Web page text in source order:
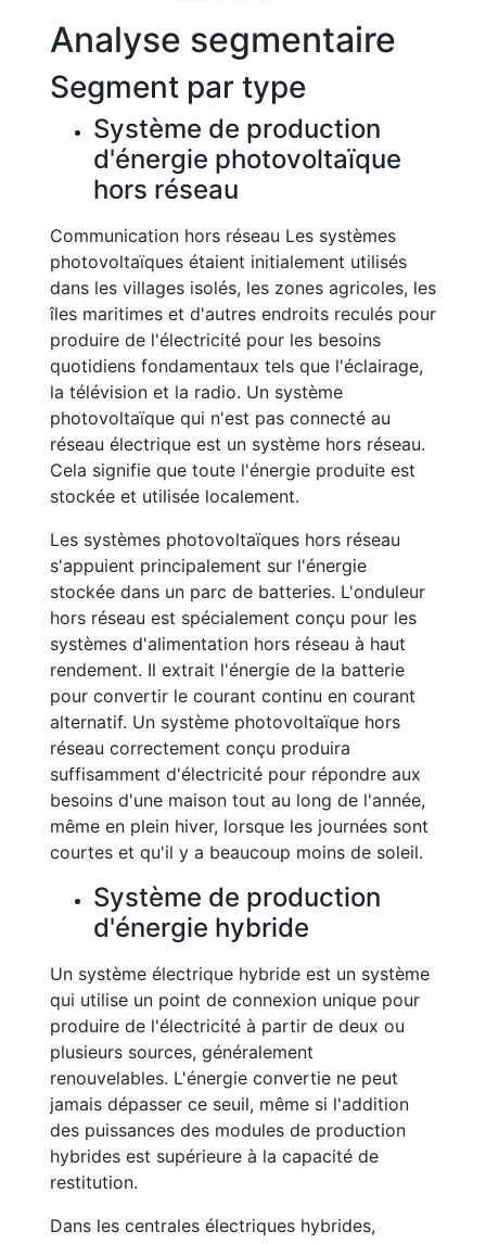
Analyse segmentaire
Segment par type
Système de production
d'énergie photovoltaïque
hors réseau
Communication hors réseau Les systèmes
photovoltaïques étaient initialement utilisés
dans les villages isolés, les zones agricoles, les
îles maritimes et d'autres endroits reculés pour
produire de l'électricité pour les besoins
quotidiens fondamentaux tels que l'éclairage,
la télévision et la radio. Un système
photovoltaïque qui n'est pas connecté au
réseau électrique est un système hors réseau.
Cela signifie que toute l'énergie produite est
stockée et utilisée localement.
Les systèmes photovoltaïques hors réseau
s'appuient principalement sur l'énergie
stockée dans un parc de batteries. L'onduleur
hors réseau est spécialement conçu pour les
systèmes d'alimentation hors réseau à haut
rendement. Il extrait l'énergie de la batterie
pour convertir le courant continu en courant
alternatif. Un système photovoltaïque hors
réseau correctement conçu produira
suffisamment d'électricité pour répondre aux
besoins d'une maison tout au long de l'année,
même en plein hiver, lorsque les journées sont
courtes et qu'il y a beaucoup moins de soleil.
Système de production
d'énergie hybride
Un système électrique hybride est un système
qui utilise un point de connexion unique pour
produire de l'électricité à partir de deux ou
plusieurs sources, généralement
renouvelables. L'énergie convertie ne peut
jamais dépasser ce seuil, même si l'addition
des puissances des modules de production
hybrides est supérieure à la capacité de
restitution.
Dans les centrales électriques hybrides,